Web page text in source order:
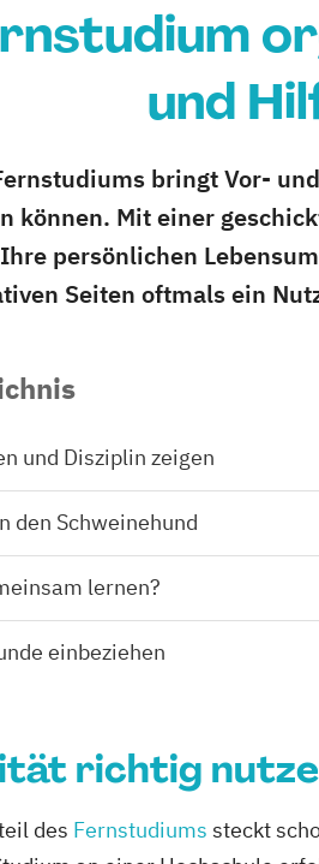
und
bringt Vor-
können. Mit einer
persönlichen
Seiten oftmals ein
und Disziplin zeigen
den Schweinehund
lernen?
einbeziehen
richtig
des Fernstudiums steckt